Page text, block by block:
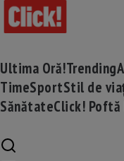
Ultima Oră!Trending
TimeSportStil de
SănătateClick! Poftă